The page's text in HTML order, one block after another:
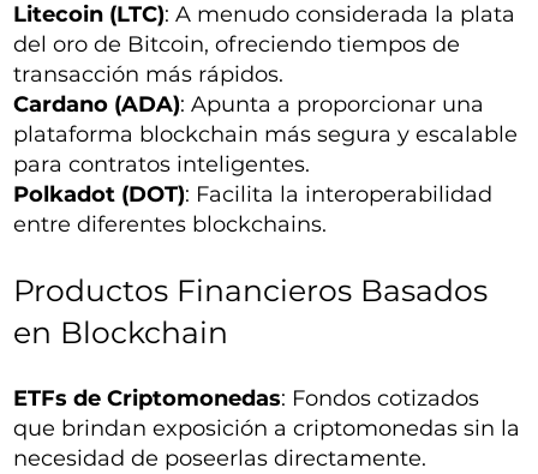
Litecoin (LTC): A menudo considerada la plata
del oro de Bitcoin, ofreciendo tiempos de
transacción más rápidos.
Cardano (ADA): Apunta a proporcionar una
plataforma blockchain más segura y escalable
para contratos inteligentes.
Polkadot (DOT): Facilita la interoperabilidad
entre diferentes blockchains.
Productos Financieros Basados
en Blockchain
ETFs de Criptomonedas: Fondos cotizados
que brindan exposición a criptomonedas sin la
necesidad de poseerlas directamente.